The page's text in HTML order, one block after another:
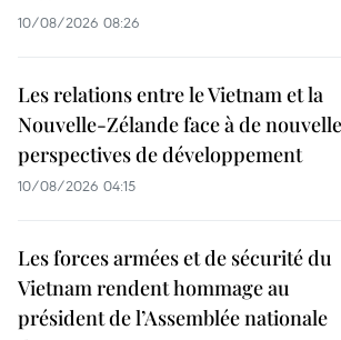
10/08/2026 08:26
Les relations entre le Vietnam et la
Nouvelle-Zélande face à de
perspectives de développement
10/08/2026 04:15
Les forces armées et de sécurité du
Vietnam rendent hommage au
président de l’Assemblée nationale